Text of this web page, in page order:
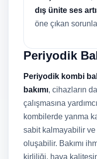
dış ünite ses
öne çıkan
Periyodik
Periyodik kombi
bakımı, cihazların
çalışmasına
kombilerde yanma
sabit kalmayabilir
oluşabilir. Bakımı
kirliliği, hava